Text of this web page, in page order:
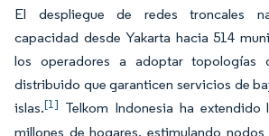
El despliegue de redes troncales
capacidad desde Yakarta hacia 514
los operadores a adoptar topologías
distribuido que garanticen servicios de
islas.[1] Telkom Indonesia ha
millones de hogares, estimulando